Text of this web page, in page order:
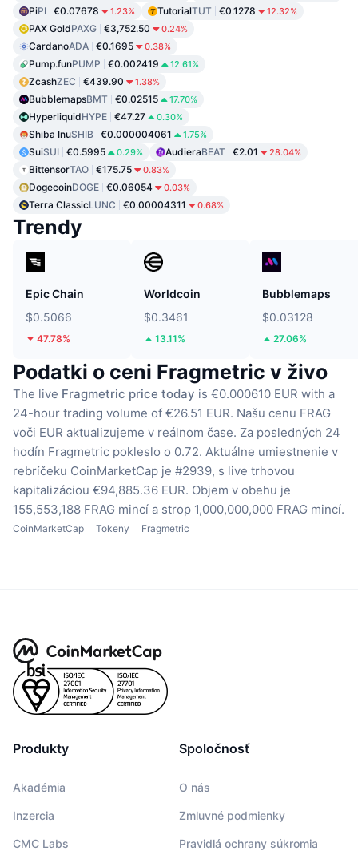
PiPI €0.07678 1.23% TutorialTUT €0.1278 12.32%
PAX GoldPAXG €3,752.50 0.24%
CardanoADA €0.1695 0.38%
Pump.funPUMP €0.002419 12.61%
ZcashZEC €439.90 1.38%
BubblemapsBMT €0.02515 17.70%
HyperliquidHYPE €47.27 0.30%
Shiba InuSHIB €0.000004061 1.75%
SuiSUI €0.5995 0.29% AudieraBEAT €2.01 28.04%
BittensorTAO €175.75 0.83%
DogecoinDOGE €0.06054 0.03%
Terra ClassicLUNC €0.00004311 0.68%
Trendy
Epic Chain
$0.5066
47.78%
Worldcoin
$0.3461
13.11%
Bubblemaps
$0.03128
27.06%
Podatki o ceni Fragmetric v živo
The live Fragmetric price today is €0.000610 EUR with a
24-hour trading volume of €26.51 EUR. Našu cenu FRAG
voči EUR aktualizujeme v reálnom čase. Za posledných 24
hodín Fragmetric pokleslo o 0.72. Aktuálne umiestnenie v
rebríčeku CoinMarketCap je #2939, s live trhovou
kapitalizáciou €94,885.36 EUR. Objem v obehu je
155,553,188 FRAG mincí a strop 1,000,000,000 FRAG mincí.
CoinMarketCap Tokeny Fragmetric
Produkty
Akadémia
Inzercia
CMC Labs
Spoločnosť
O nás
Zmluvné podmienky
Pravidlá ochrany súkromia